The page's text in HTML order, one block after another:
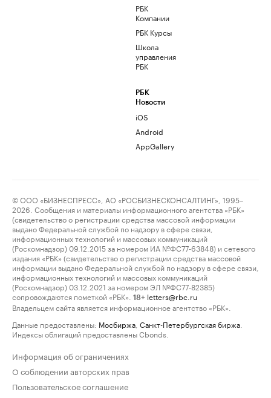
РБК
Компании
РБК Курсы
Школа
управления
РБК
РБК
Новости
iOS
Android
AppGallery
© ООО «БИЗНЕСПРЕСС», АО «РОСБИЗНЕСКОНСАЛТИНГ», 1995–
2026. Сообщения и материалы информационного агентства «РБК»
(свидетельство о регистрации средства массовой информации
выдано Федеральной службой по надзору в сфере связи,
информационных технологий и массовых коммуникаций
(Роскомнадзор) 09.12.2015 за номером ИА №ФС77-63848) и сетевого
издания «РБК» (свидетельство о регистрации средства массовой
информации выдано Федеральной службой по надзору в сфере связи,
информационных технологий и массовых коммуникаций
(Роскомнадзор) 03.12.2021 за номером ЭЛ №ФС77-82385)
сопровождаются пометкой «РБК».
18+ letters@rbc.ru
Владельцем сайта является информационное агентство «РБК».
Данные предоставлены: Мосбиржа Санкт-Петербургская биржа
Индексы облигаций предоставлены Cbonds.
Информация об ограничениях
О соблюдении авторских прав
Пользовательское соглашение